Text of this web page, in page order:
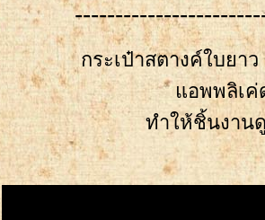
กระเป๋าสตางค์ใบยา
อพพลิเค่
ทำให้ชิ้นงาน